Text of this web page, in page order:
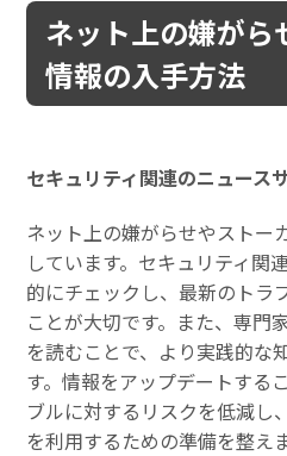
ネット上の嫌がら
情報の入手方法
セキュリティ関連のニュース
ネット上の嫌がらせやストー
しています。セキュリティ関
的にチェックし、最新のトラ
ことが大切です。また、専門
を読むことで、より実践的な
す。情報をアップデートする
ブルに対するリスクを低減し
を利用するための準備を整え